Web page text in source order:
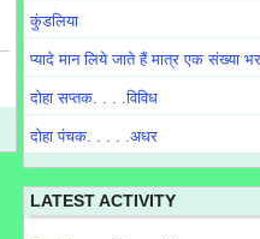
कुंडलिया
प्यादे मान लिये जाते हैं मात्र एक संख्या भर
दोहा सप्तक. . . .विविध
दोहा पंचक. . . . .अधर
LATEST ACTIVITY